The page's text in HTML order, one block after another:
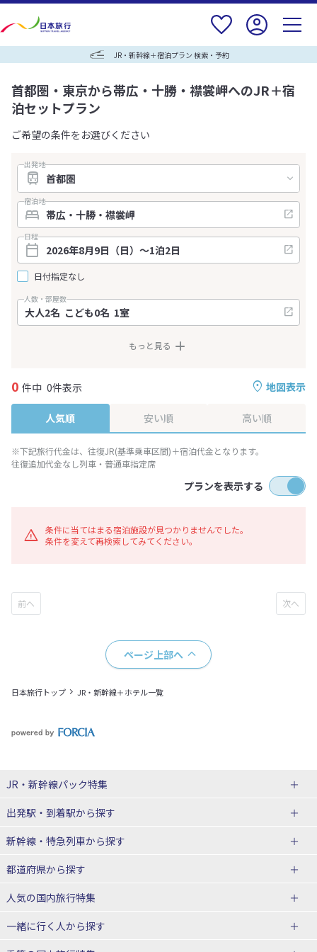
JR・新幹線＋宿泊プラン 検索・予約
首都圏・東京から帯広・十勝・襟裳岬へのJR＋宿
泊セットプラン
ご希望の条件をお選びください
出発地
宿泊地
日程
日付指定なし
人数・部屋数
もっと見る
地図表示
0 件中 0件表示
人気順 安い順 高い順
※下記旅行代金は、往復JR(基準乗車区間)＋宿泊代金となります。
往復追加代金なし列車・普通車指定席
プランを表示する
条件に当てはまる宿泊施設が見つかりませんでした。
条件を変えて再検索してみてください。
ページ上部へ
日本旅行トップ JR・新幹線＋ホテル一覧
JR・新幹線パック特集
JR・新幹線＋ホテルパック
出張パック
出発駅・到着駅から探す
秋田⇔東京 新幹線パック
仙台→東京 新幹線パック
富山⇔東京 新幹線パック
東京→仙台 新幹線パック
新幹線・特急列車から探す
北海道新幹線 旅行
山形新幹線 旅行
東海道新幹線 旅行
都道府県から探す
北海道旅行・ツアー
人気の国内旅行特集
東京ディズニーリゾート®への旅
ユニバーサル・スタジオ・ジャパ
一緒に行く人から探す